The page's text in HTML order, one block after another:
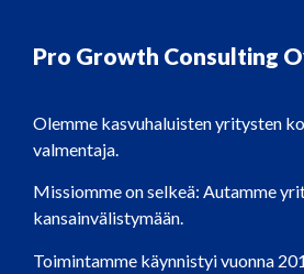
Pro Growth Consulting
Olemme kasvuhaluisten yritysten
valmentaja.
Missiomme on selkeä: Autamme
kansainvälistymään.
Toimintamme käynnistyi vuonna